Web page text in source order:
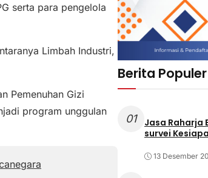
serta para pengelola
Limbah Industri,
Pemenuhan Gizi
program unggulan
Berita Populer
01
Jasa Raharja
survei
13 Desember